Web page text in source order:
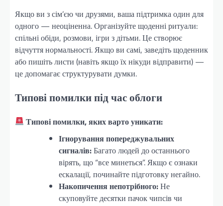
Якщо ви з сім’єю чи друзями, ваша підтримка один для
одного — неоціненна. Організуйте щоденні ритуали:
спільні обіди, розмови, ігри з дітьми. Це створює
відчуття нормальності. Якщо ви самі, заведіть щоденник
або пишіть листи (навіть якщо їх нікуди відправити) —
це допомагає структурувати думки.
Типові помилки під час облоги
Типові помилки, яких варто уникати:
Ігнорування попереджувальних
сигналів:Багато людей до останнього
вірять, що “все минеться”. Якщо є ознаки
ескалації, починайте підготовку негайно.
Накопичення непотрібного:Не
скуповуйте десятки пачок чипсів чи